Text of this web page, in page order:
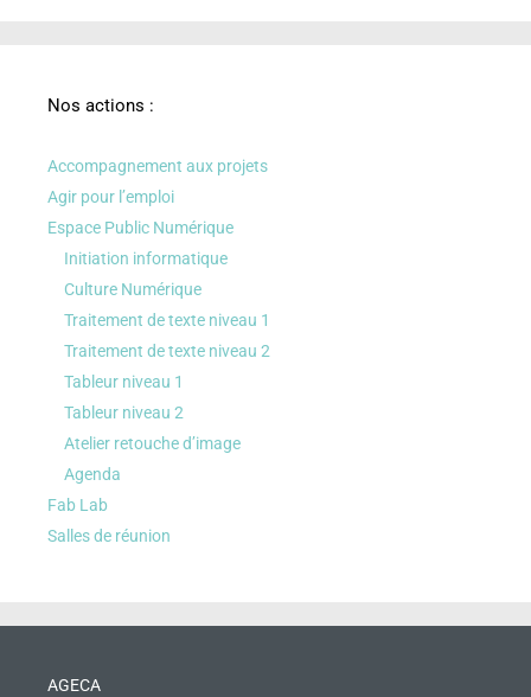
Nos actions :
Accompagnement aux projets
Agir pour l’emploi
Espace Public Numérique
Initiation informatique
Culture Numérique
Traitement de texte niveau 1
Traitement de texte niveau 2
Tableur niveau 1
Tableur niveau 2
Atelier retouche d’image
Agenda
Fab Lab
Salles de réunion
AGECA